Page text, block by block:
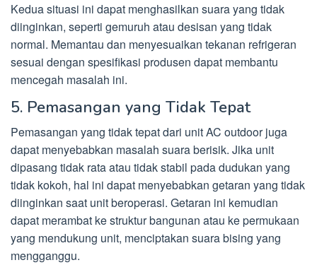
Kedua situasi ini dapat menghasilkan suara yang tidak
diinginkan, seperti gemuruh atau desisan yang tidak
normal. Memantau dan menyesuaikan tekanan refrigeran
sesuai dengan spesifikasi produsen dapat membantu
mencegah masalah ini.
5. Pemasangan yang Tidak Tepat
Pemasangan yang tidak tepat dari unit AC outdoor juga
dapat menyebabkan masalah suara berisik. Jika unit
dipasang tidak rata atau tidak stabil pada dudukan yang
tidak kokoh, hal ini dapat menyebabkan getaran yang tidak
diinginkan saat unit beroperasi. Getaran ini kemudian
dapat merambat ke struktur bangunan atau ke permukaan
yang mendukung unit, menciptakan suara bising yang
mengganggu.